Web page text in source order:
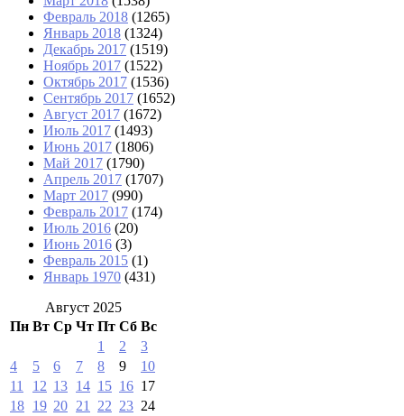
Февраль 2018 (1265)
Январь 2018 (1324)
Декабрь 2017 (1519)
Ноябрь 2017 (1522)
Октябрь 2017 (1536)
Сентябрь 2017 (1652)
Август 2017 (1672)
Июль 2017 (1493)
Июнь 2017 (1806)
Май 2017 (1790)
Апрель 2017 (1707)
Март 2017 (990)
Февраль 2017 (174)
Июль 2016 (20)
Июнь 2016 (3)
Февраль 2015 (1)
Январь 1970 (431)
Август 2025
Пн Вт Ср Чт Пт Сб Вс
1
2
3
4
5 6 7 8 9
10
11
12 13 14 15 16 17
18 19 20 21 22 23 24